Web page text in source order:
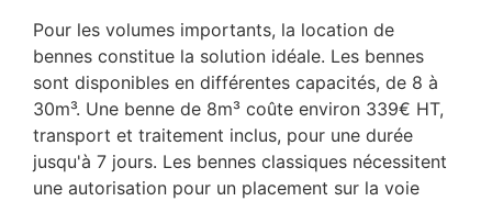
Pour les volumes importants, la location de
bennes constitue la solution idéale. Les bennes
sont disponibles en différentes capacités, de 8 à
30m³. Une benne de 8m³ coûte environ 339€ HT,
transport et traitement inclus, pour une durée
jusqu'à 7 jours. Les bennes classiques nécessitent
une autorisation pour un placement sur la voie